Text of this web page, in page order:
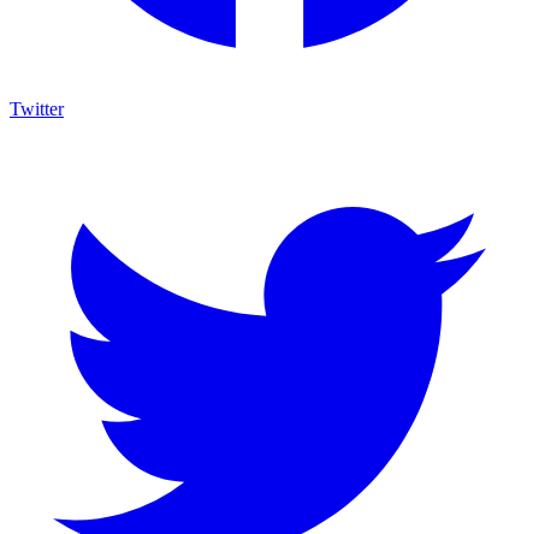
Twitter